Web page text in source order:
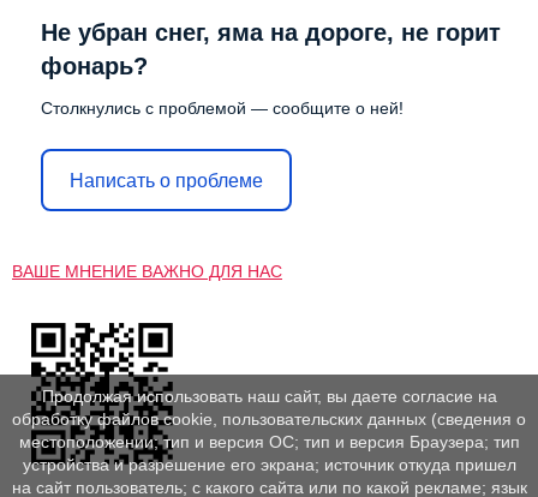
Не убран снег, яма на дороге, не горит
фонарь?
Столкнулись с проблемой — сообщите о ней!
Написать о проблеме
ВАШЕ МНЕНИЕ ВАЖНО ДЛЯ НАС
Продолжая использовать наш сайт, вы даете согласие на
обработку файлов cookie, пользовательских данных (сведения о
местоположении; тип и версия ОС; тип и версия Браузера; тип
устройства и разрешение его экрана; источник откуда пришел
на сайт пользователь; с какого сайта или по какой рекламе; язык